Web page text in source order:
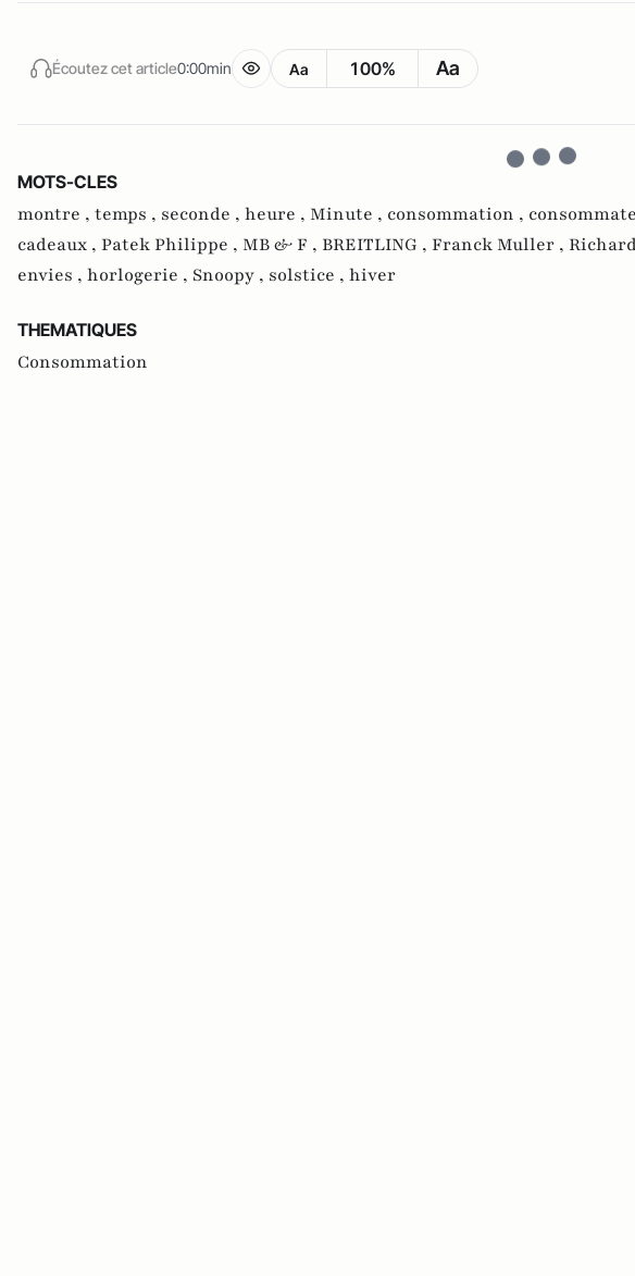
Écoutez cet article0:00min Aa 100% Aa
MOTS-CLES
montre , temps , seconde , heure , Minute , consommation ,
cadeaux , Patek Philippe , MB & F , BREITLING , Franck Muller ,
envies , horlogerie , Snoopy , solstice , hiver
THEMATIQUES
Consommation